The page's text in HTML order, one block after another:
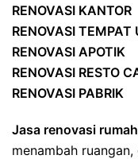
RENOVASI KANTOR
RENOVASI TEMPAT
RENOVASI APOTIK
RENOVASI RESTO
RENOVASI PABRIK
Jasa renovasi
menambah